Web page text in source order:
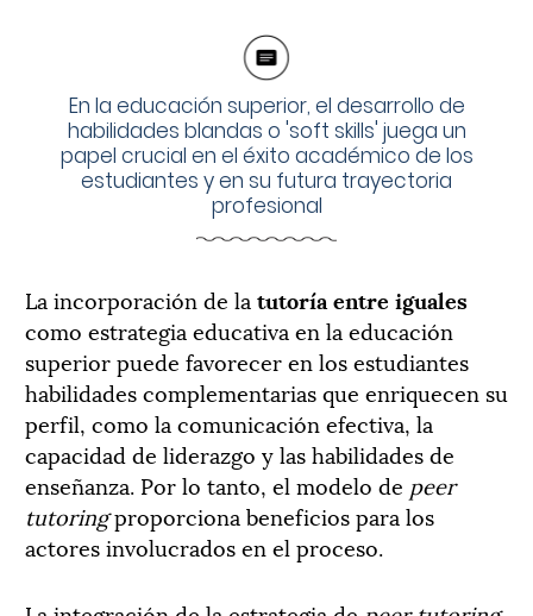
En la educación superior, el desarrollo de
habilidades blandas o 'soft skills' juega un
papel crucial en el éxito académico de los
estudiantes y en su futura trayectoria
profesional
La incorporación de la tutoría entre iguales
como estrategia educativa en la educación
superior puede favorecer en los estudiantes
habilidades complementarias que enriquecen su
perfil, como la comunicación efectiva, la
capacidad de liderazgo y las habilidades de
enseñanza. Por lo tanto, el modelo de peer
tutoringproporciona beneficios para los
actores involucrados en el proceso.